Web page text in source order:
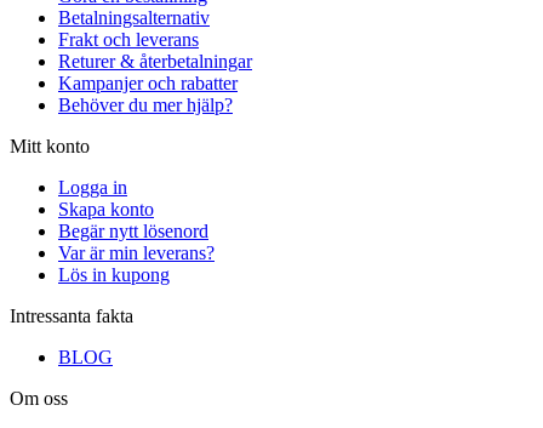
Betalningsalternativ
Frakt och leverans
Returer & återbetalningar
Kampanjer och rabatter
Behöver du mer hjälp?
Mitt konto
Logga in
Skapa konto
Begär nytt lösenord
Var är min leverans?
Lös in kupong
Intressanta fakta
BLOG
Om oss